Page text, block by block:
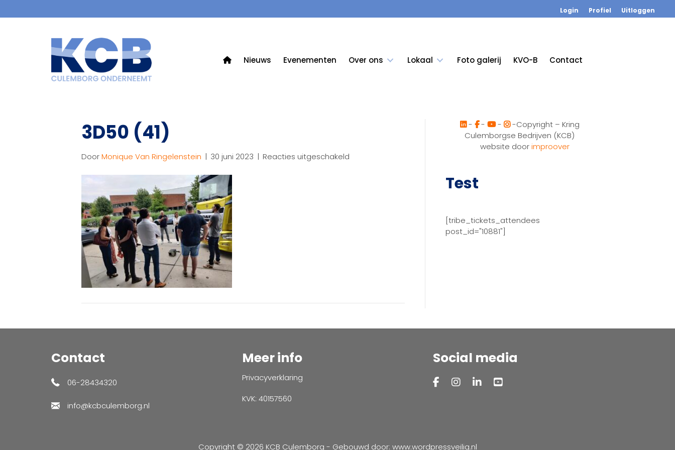
Login Profiel Uitloggen
Nieuws Evenementen Over ons Lokaal Foto galerij KVO-B Contact
3D50 (41)
DoorMonique Van Ringelenstein | 30 juni 2023 | Reacties uitgeschakeld
- - -
-Copyright – Kring
Culemborgse Bedrijven (KCB)
website doorimproover
Test
[tribe_tickets_attendees
post_id="10881"]
Contact
06-28434320
info@kcbculemborg.nl
Meer info
Privacyverklaring
KVK: 40157560
Social media
Copyright © 2026 KCB Culemborg - Gebouwd door: www.wordpressveilig.nl